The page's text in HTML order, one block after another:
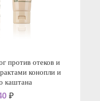
против отеков и
конопли и
каштана
₽